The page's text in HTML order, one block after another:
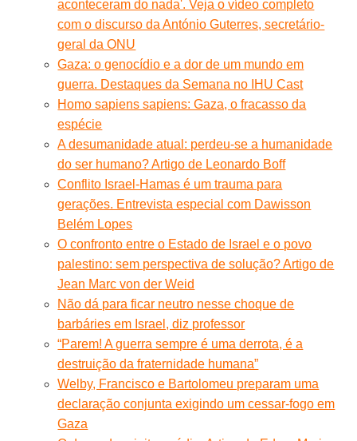
aconteceram do nada'. Veja o vídeo completo
com o discurso da António Guterres, secretário-
geral da ONU
Gaza: o genocídio e a dor de um mundo em
guerra. Destaques da Semana no IHU Cast
Homo sapiens sapiens: Gaza, o fracasso da
espécie
A desumanidade atual: perdeu-se a humanidade
do ser humano? Artigo de Leonardo Boff
Conflito Israel-Hamas é um trauma para
gerações. Entrevista especial com Dawisson
Belém Lopes
O confronto entre o Estado de Israel e o povo
palestino: sem perspectiva de solução? Artigo de
Jean Marc von der Weid
Não dá para ficar neutro nesse choque de
barbáries em Israel, diz professor
“Parem! A guerra sempre é uma derrota, é a
destruição da fraternidade humana”
Welby, Francisco e Bartolomeu preparam uma
declaração conjunta exigindo um cessar-fogo em
Gaza